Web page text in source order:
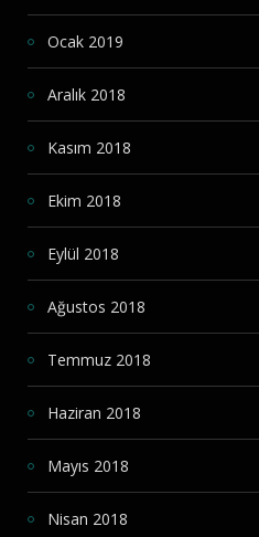
Ocak 2019
Aralık 2018
Kasım 2018
Ekim 2018
Eylül 2018
Ağustos 2018
Temmuz 2018
Haziran 2018
Mayıs 2018
Nisan 2018